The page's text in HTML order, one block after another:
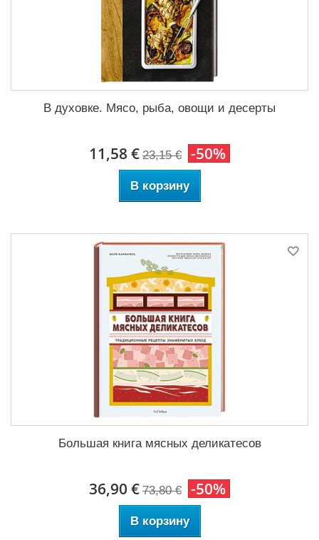
В духовке. Мясо, рыба, овощи и десерты
11,58 € 23,15 € -50%
В корзину
Большая книга мясных деликатесов
36,90 € 73,80 € -50%
В корзину